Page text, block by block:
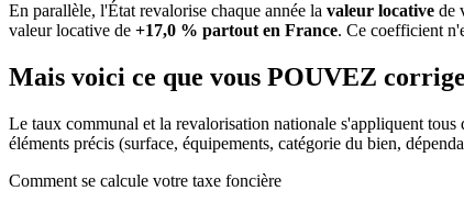
En parallèle, l'État revalorise chaque année la valeur locative de
valeur locative de +17,0 % partout en France. Ce coefficient
Mais voici ce que vous POUVEZ
Le taux communal et la revalorisation nationale s'appliquent tous
éléments précis (surface, équipements, catégorie du bien,
Comment se calcule votre taxe foncière